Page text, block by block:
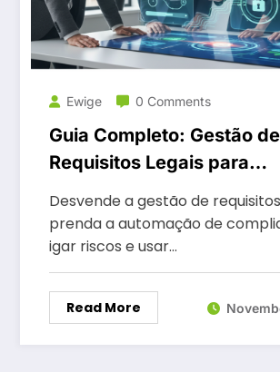
Ewige 0 Comments
Guia Completo: Gestão de
Requisitos Legais para
Compliance
Desvende a gestão de
prenda a automação de
igar riscos e usar…
Read More